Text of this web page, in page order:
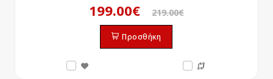
199.00€ 219.00€
Προσθήκη